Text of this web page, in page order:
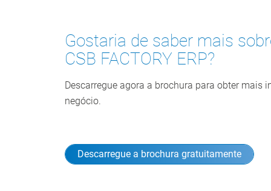
Gostaria de saber mais
CSB FACTORY ERP?
Descarregue agora a brochura para obter mais
negócio.
Descarregue a brochura gratuitamente